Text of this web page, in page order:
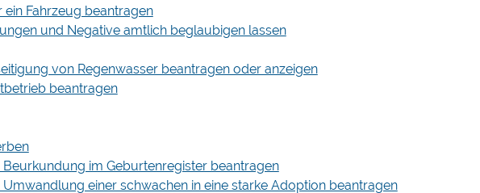
Fahrzeug beantragen
und Negative amtlich beglaubigen lassen
von Regenwasser beantragen oder anzeigen
beantragen
im Geburtenregister beantragen
einer schwachen in eine starke Adoption beantragen